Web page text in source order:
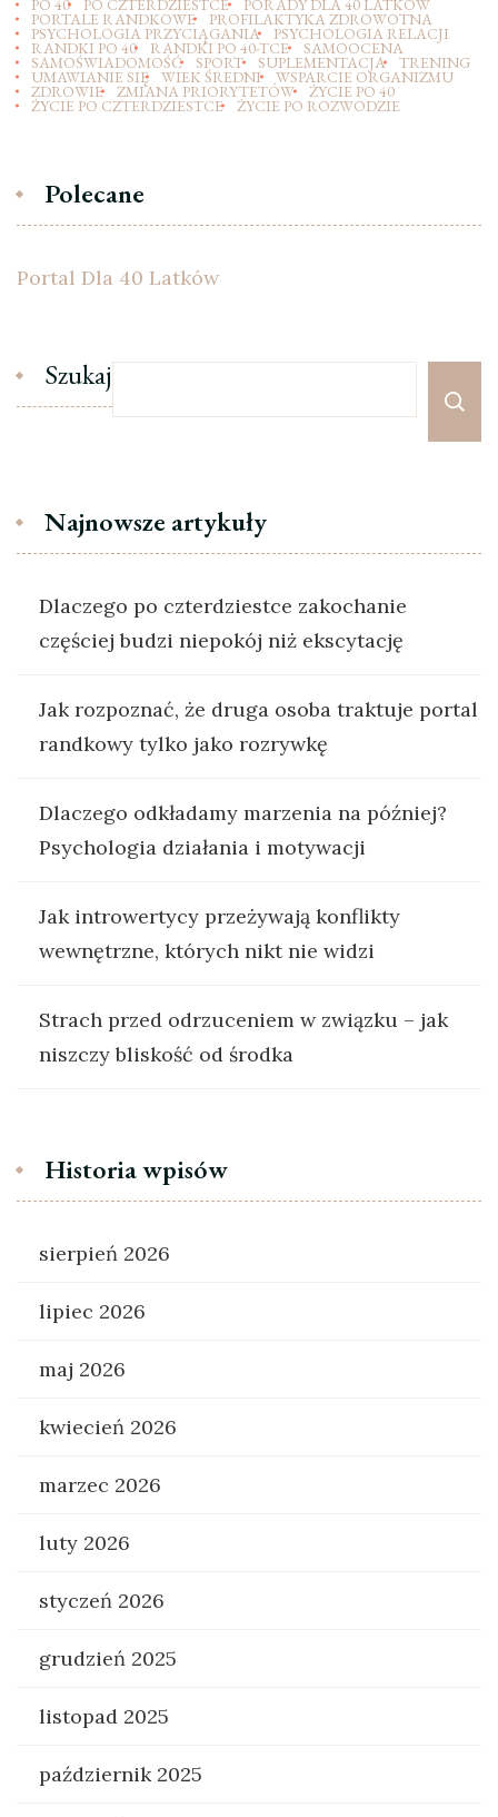
PO 40 PO CZTERDZIESTCE PORADY DLA 40 LATKÓW
PORTALE RANDKOWE PROFILAKTYKA ZDROWOTNA
PSYCHOLOGIA PRZYCIĄGANIA PSYCHOLOGIA RELACJI
RANDKI PO 40 RANDKI PO 40-TCE SAMOOCENA
SAMOŚWIADOMOŚĆ SPORT SUPLEMENTACJA TRENING
UMAWIANIE SIĘ WIEK ŚREDNI WSPARCIE ORGANIZMU
ZDROWIE ZMIANA PRIORYTETÓW ŻYCIE PO 40
ŻYCIE PO CZTERDZIESTCE ŻYCIE PO ROZWODZIE
Polecane
Portal Dla 40 Latków
Szukaj
Najnowsze artykuły
Dlaczego po czterdziestce zakochanie
częściej budzi niepokój niż ekscytację
Jak rozpoznać, że druga osoba traktuje portal
randkowy tylko jako rozrywkę
Dlaczego odkładamy marzenia na później?
Psychologia działania i motywacji
Jak introwertycy przeżywają konflikty
wewnętrzne, których nikt nie widzi
Strach przed odrzuceniem w związku – jak
niszczy bliskość od środka
Historia wpisów
sierpień 2026
lipiec 2026
maj 2026
kwiecień 2026
marzec 2026
luty 2026
styczeń 2026
grudzień 2025
listopad 2025
październik 2025